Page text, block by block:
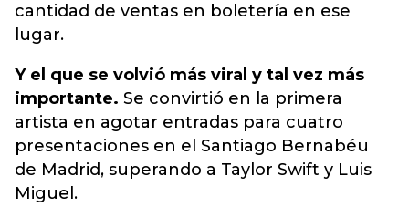
cantidad de ventas en boletería en ese
lugar.
Y el que se volvió más viral y tal vez más
importante. Se convirtió en la primera
artista en agotar entradas para cuatro
presentaciones en el Santiago Bernabéu
de Madrid, superando a Taylor Swift y Luis
Miguel.